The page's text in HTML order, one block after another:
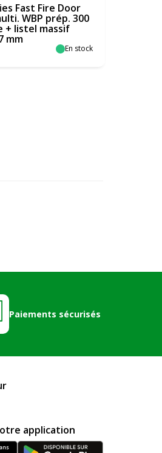
huisseries Fast Fire Door
mm multi. WBP prép. 400
gauche + listel massif
15x17 mm
Paiements sécurisés
application